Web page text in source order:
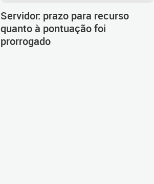
Servidor: prazo para recurso
quanto à pontuação foi
prorrogado